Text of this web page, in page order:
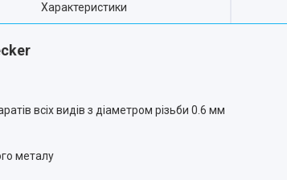
Характеристики
всіх видів з діаметром різьби 0.6 мм
металу